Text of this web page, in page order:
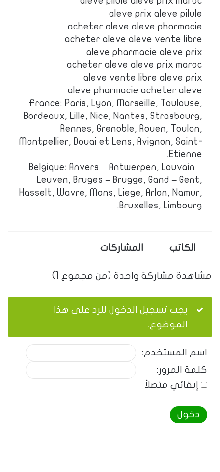
aleve prix aleve pilule
acheter aleve aleve pharmacie
acheter aleve aleve vente libre
aleve pharmacie aleve prix
acheter aleve aleve prix maroc
aleve vente libre aleve prix
aleve pharmacie acheter aleve
France: Paris, Lyon, Marseille, Toulouse,
Bordeaux, Lille, Nice, Nantes, Strasbourg,
Rennes, Grenoble, Rouen, Toulon,
Montpellier, Douai et Lens, Avignon, Saint-
Etienne.
Belgique: Anvers – Antwerpen, Louvain –
Leuven, Bruges – Brugge, Gand – Gent,
Hasselt, Wavre, Mons, Liege, Arlon, Namur,
Bruxelles, Limbourg.
الكاتب المشاركات
مشاهدة مشاركة واحدة (من مجموع 1)
يجب تسجيل الدخول للرد على هذا
الموضوع.
اسم المستخدم:
كلمة المرور:
إبقائي متصلاً
دخول